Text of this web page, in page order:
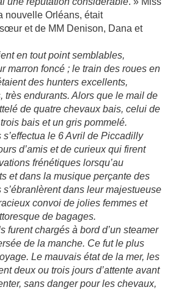
nouvelle Orléans, était
et de MM Denison, Dana et
en tout point semblables,
marron foncé ; le train des roues en
des hunters excellents,
très endurants. Alors que le mail de
de quatre chevaux bais, celui de
bais et un gris pommelé.
le 6 Avril de Piccadilly
d’amis et de curieux qui firent
frénétiques lorsqu’au
et dans la musique perçante des
dans leur majestueuse
convoi de jolies femmes et
de bagages.
furent chargés à bord d’un steamer
de la manche. Ce fut le plus
Le mauvais état de la mer, les
deux ou trois jours d’attente avant
sans danger pour les chevaux,